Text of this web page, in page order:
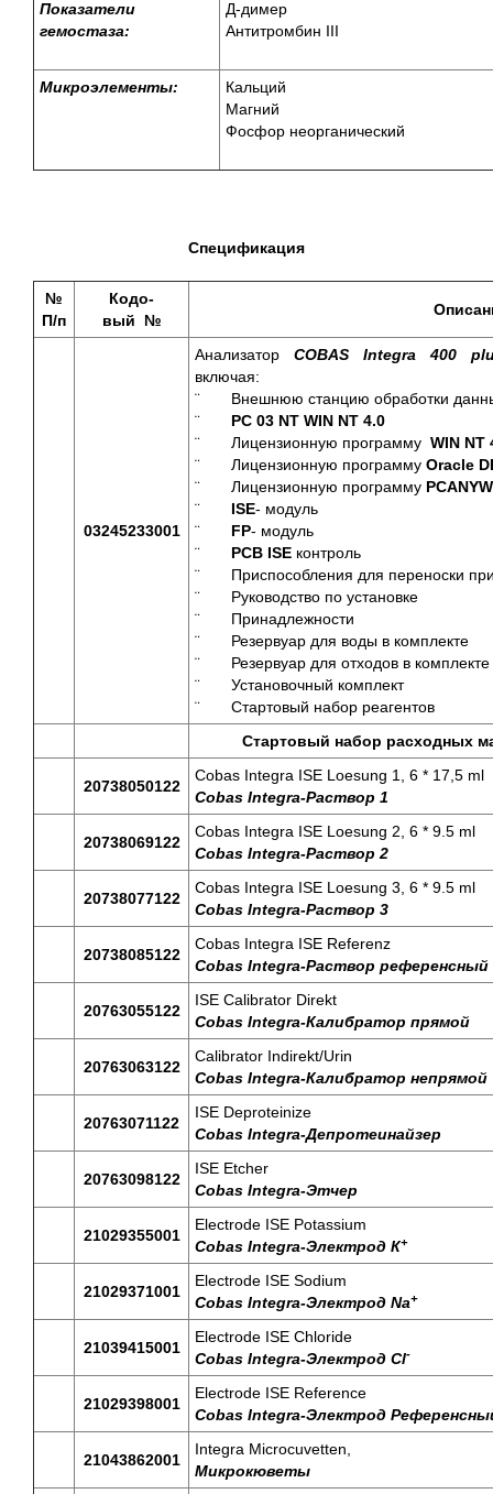
Показатели
гемостаза:
Д-димер
Антитромбин ІІІ
Микроэлементы:
Кальций
Магний
Фосфор неорганический
Спецификация
№
П/п
Кодо-
вый №
03245233001
Анализатор COBAS Integra 400
включая:
¨ Внешнюю станцию обработки
¨ PC 03 NT WIN NT 4.0
¨ Лицензионную программу WIN NT
¨ Лицензионную программу Oracle
¨ Лицензионную программу
¨ ISE- модуль
¨ FP- модуль
¨ PCB ISE контроль
¨ Приспособления для переноски
¨ Руководство по установке
¨ Принадлежности
¨ Резервуар для воды в
¨ Резервуар для отходов в
¨ Установочный комплект
¨ Стартовый набор реагентов
Стартовый набор расходных
20738050122
Cobas Integra ISE Loesung 1, 6 * 17,5 ml
Cobas Integra-Раствор 1
20738069122
Cobas Integra ISE Loesung 2, 6 * 9.5 ml
Cobas Integra-Раствор 2
20738077122
Cobas Integra ISE Loesung 3, 6 * 9.5 ml
Cobas Integra-Раствор 3
20738085122
Cobas Integra ISE Referenz
Cobas Integra-Раствор референсный
20763055122
ISE Calibrator Direkt
Cobas Integra-Калибратор прямой
20763063122
Calibrator Indirekt/Urin
Cobas Integra-Калибратор непрямой
20763071122
ISE Deproteinize
Cobas Integra-Депротеинайзер
20763098122
ISE Etcher
Cobas Integra-Этчер
21029355001
Electrode ISE Potassium
Cobas Integra-Электрод К+
21029371001
Electrode ISE Sodium
Cobas Integra-Электрод Na+
21039415001
Electrode ISE Chloride
Cobas Integra-Электрод Cl-
21029398001
Electrode ISE Reference
Cobas Integra-Электрод
21043862001
Integra Microcuvetten,
Микрокюветы